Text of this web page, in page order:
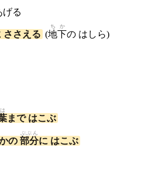
げる
ささえる (地下
ちか
の はしら)
は
まで はこぶ
の 部分
ぶぶん
に はこぶ